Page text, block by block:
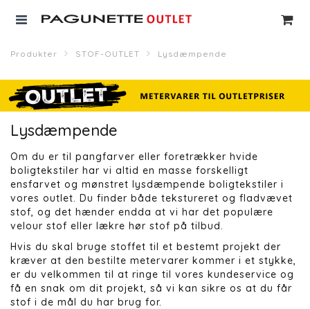
Produkter STOF-OUTLET Lysdæmpende
Lysdæmpende
Om du er til pangfarver eller foretrækker hvide
boligtekstiler har vi altid en masse forskelligt
ensfarvet og mønstret lysdæmpende boligtekstiler i
vores outlet. Du finder både tekstureret og fladvævet
stof, og det hænder endda at vi har det populære
velour stof eller lækre hør stof på tilbud.
Hvis du skal bruge stoffet til et bestemt projekt der
kræver at den bestilte metervarer kommer i et stykke,
er du velkommen til at ringe til vores kundeservice og
få en snak om dit projekt, så vi kan sikre os at du får
stof i de mål du har brug for.